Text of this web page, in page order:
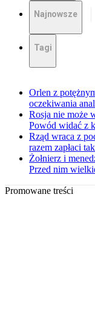
Najnowsze
Tagi
Orlen z
oczekiwania
Rosja nie może
Powód widać z
Rząd wraca z
razem zapłaci
Żołnierz i
Przed nim
Promowane treści